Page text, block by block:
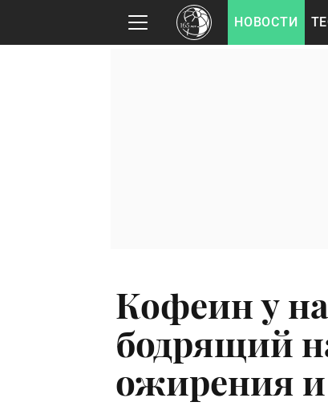
НОВОСТИ
Кофеин у
бодрящий
ожирения и